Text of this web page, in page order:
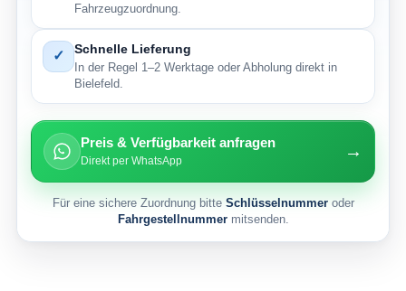
Fahrzeugzuordnung.
✓ Schnelle Lieferung
In der Regel 1–2 Werktage oder Abholung direkt in
Bielefeld.
Preis & Verfügbarkeit anfragen
Direkt per WhatsApp →
Für eine sichere Zuordnung bitte Schlüsselnummeroder
Fahrgestellnummermitsenden.